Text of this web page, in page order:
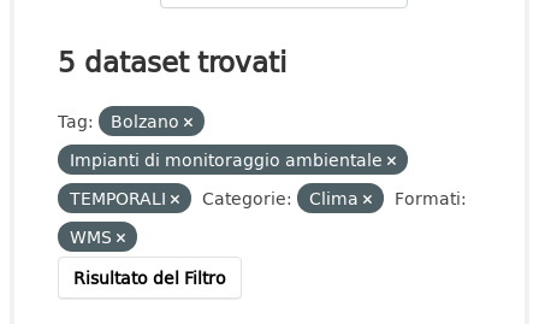
5 dataset trovati
Tag:
Bolzano
Impianti di monitoraggio ambientale
TEMPORALI
Categorie: Clima
Formati:
WMS
Risultato del Filtro